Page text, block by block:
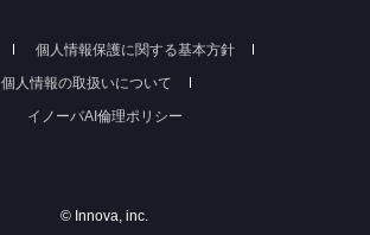
個人情報保護に関する基本方針
個人情報の取扱いについて
イノーバAI倫理ポリシー
© Innova, inc.